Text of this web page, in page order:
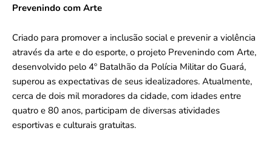
Prevenindo com Arte
Criado para promover a inclusão social e prevenir a violência
através da arte e do esporte, o projeto Prevenindo com Arte,
desenvolvido pelo 4º Batalhão da Polícia Militar do Guará,
superou as expectativas de seus idealizadores. Atualmente,
cerca de dois mil moradores da cidade, com idades entre
quatro e 80 anos, participam de diversas atividades
esportivas e culturais gratuitas.